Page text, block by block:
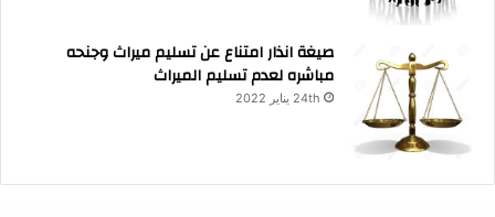
صيغة انذار امتناع عن تسليم ميراث وجنحه
مباشره لعدم تسليم الميراث
24th يناير 2022